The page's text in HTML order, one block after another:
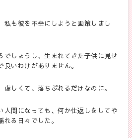
私も彼を不幸にしようと画策しまし
でしょうし、生まれてきた子供に見せ
いわけがありません。
しくて、落ちぶれるだけなのに。
人間になっても、何か仕返しをしてや
る日々でした。